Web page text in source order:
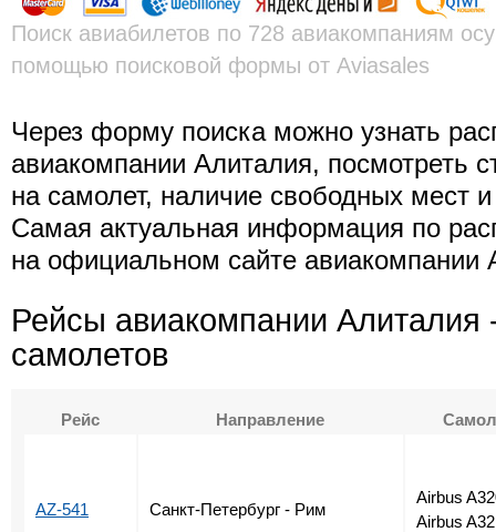
Поиск авиабилетов по 728 авиакомпаниям
помощью поисковой формы от Aviasales
Через форму поиска можно узнать
авиакомпании Алиталия, посмотреть
на самолет, наличие свободных мест
Самая актуальная информация по
на официальном сайте авиакомпании
Рейсы авиакомпании Алиталия
самолетов
Рейс Направление
AZ-541 Санкт-Петербург - Рим
Airbus
Airbus